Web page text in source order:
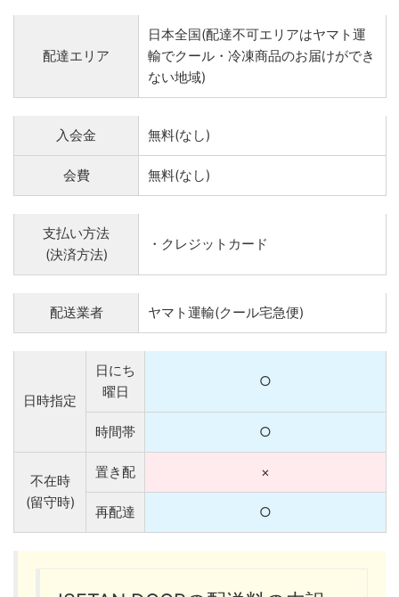
配達エリア
日本全国(配達不可エリアはヤマト運
輸でクール・冷凍商品のお届けができ
ない地域)
入会金 無料(なし)
会費 無料(なし)
支払い方法
(決済方法)
・クレジットカード
配送業者 ヤマト運輸(クール宅急便)
日時指定
日にち
曜日
○
時間帯 ○
不在時
(留守時)
置き配 ×
再配達 ○